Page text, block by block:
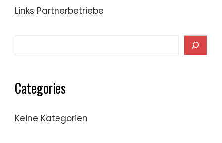
Links Partnerbetriebe
Categories
Keine Kategorien